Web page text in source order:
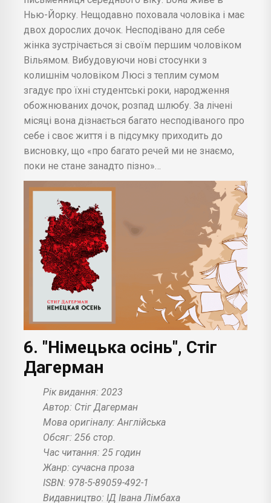
Нью-Йорку. Нещодавно поховала чоловіка і має
двох дорослих дочок. Несподівано для себе
жінка зустрічається зі своїм першим чоловіком
Вільямом. Вибудовуючи нові стосунки з
колишнім чоловіком Люсі з теплим сумом
згадує про їхні студентські роки, народження
обожнюваних дочок, розпад шлюбу. За лічені
місяці вона дізнається багато несподіваного про
себе і своє життя і в підсумку приходить до
висновку, що «про багато речей ми не знаємо,
поки не стане занадто пізно»…
6. "Німецька осінь", Стіг
Дагерман
Рік видання: 2023
Автор: Стіг Дагерман
Мова оригіналу: Англійська
Обсяг: 256 стор.
Час читання: 25 годин
Жанр: сучасна проза
ISBN: 978-5-89059-492-1
Видавництво: ІД Івана Лімбаха